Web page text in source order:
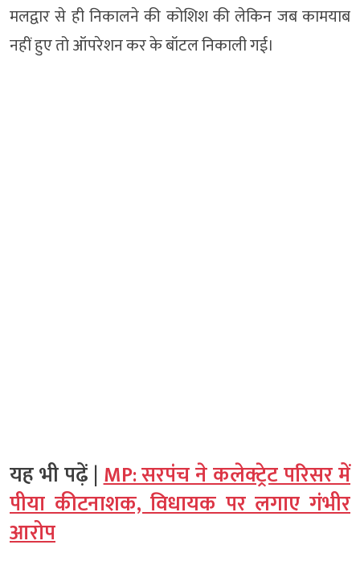
मलद्वार से ही निकालने की कोशिश की लेकिन जब कामयाब
नहीं हुए तो ऑपरेशन कर के बॉटल निकाली गई।
यह भी पढ़ें |MP: सरपंच ने कलेक्ट्रेट परिसर में
पीया कीटनाशक, विधायक पर लगाए गंभीर
आरोप